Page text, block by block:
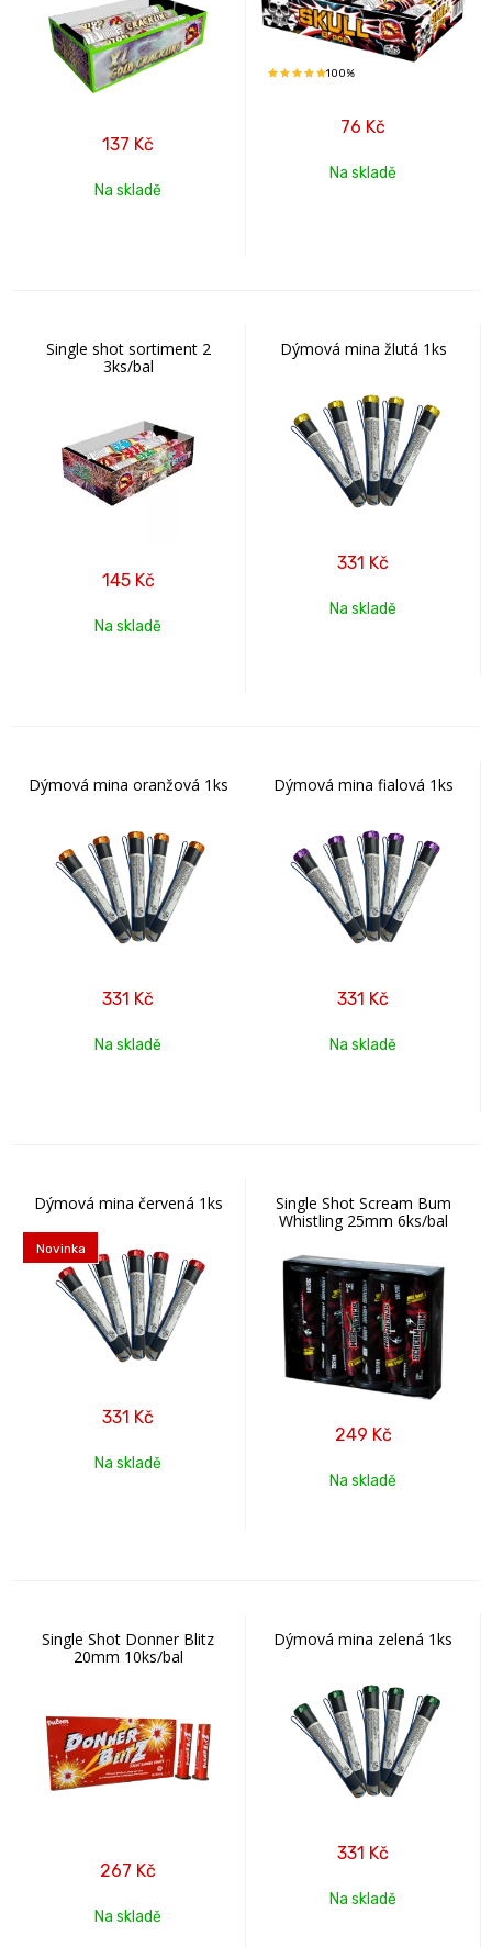
137 Kč
Na skladě
100%
76 Kč
Na skladě
Single shot sortiment 2
3ks/bal
145 Kč
Na skladě
Dýmová mina žlutá 1ks
331 Kč
Na skladě
Dýmová mina oranžová 1ks
331 Kč
Na skladě
Dýmová mina fialová 1ks
331 Kč
Na skladě
Dýmová mina červená 1ks
Novinka
331 Kč
Na skladě
Single Shot Scream Bum
Whistling 25mm 6ks/bal
249 Kč
Na skladě
Single Shot Donner Blitz
20mm 10ks/bal
267 Kč
Na skladě
Dýmová mina zelená 1ks
331 Kč
Na skladě